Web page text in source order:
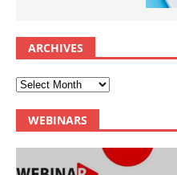
ARCHIVES
WEBINARS